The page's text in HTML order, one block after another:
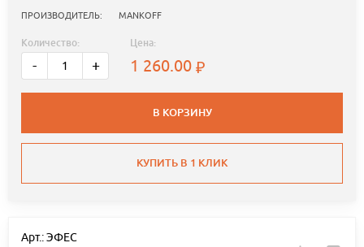
ПРОИЗВОДИТЕЛЬ: MANKOFF
Количество:
- +
Цена:
1 260.00
В КОРЗИНУ
КУПИТЬ В 1 КЛИК
Арт.: ЭФЕС